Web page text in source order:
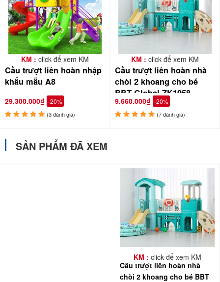
Nhà chơi liên hoàn cầu trượt được Ba Mẹ mix cùngbể bóng sắc
KM : click để xem KM
Cầu trượt liên hoàn nhập
khẩu mẫu A8
29.300.000₫ -20%
(3 đánh giá)
KM : click để xem KM
Cầu trượt liên hoàn nhà
chòi 2 khoang cho bé
BBT Global ZK1058
9.660.000₫ -20%
(7 đánh giá)
SẢN PHẨM ĐÃ XEM
KM : click để xem KM
Cầu trượt liên hoàn nhà
chòi 2 khoang cho bé BBT